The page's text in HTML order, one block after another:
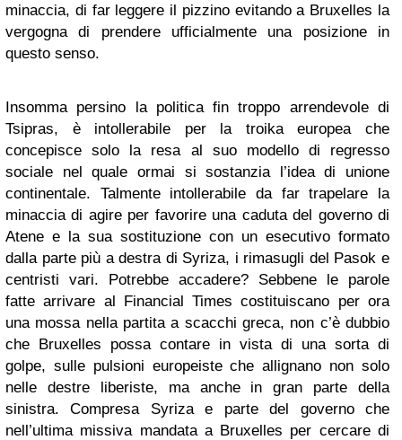
minaccia, di far leggere il pizzino evitando a Bruxelles la
vergogna di prendere ufficialmente una posizione in
questo senso.
Insomma persino la politica fin troppo arrendevole di
Tsipras, è intollerabile per la troika europea che
concepisce solo la resa al suo modello di regresso
sociale nel quale ormai si sostanzia l’idea di unione
continentale. Talmente intollerabile da far trapelare la
minaccia di agire per favorire una caduta del governo di
Atene e la sua sostituzione con un esecutivo formato
dalla parte più a destra di Syriza, i rimasugli del Pasok e
centristi vari. Potrebbe accadere? Sebbene le parole
fatte arrivare al Financial Times costituiscano per ora
una mossa nella partita a scacchi greca, non c’è dubbio
che Bruxelles possa contare in vista di una sorta di
golpe, sulle pulsioni europeiste che allignano non solo
nelle destre liberiste, ma anche in gran parte della
sinistra. Compresa Syriza e parte del governo che
nell’ultima missiva mandata a Bruxelles per cercare di